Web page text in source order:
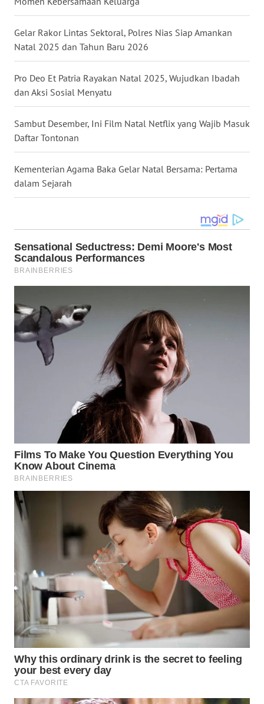
Gelar Rakor Lintas Sektoral, Polres Nias Siap Amankan
Natal 2025 dan Tahun Baru 2026
Pro Deo Et Patria Rayakan Natal 2025, Wujudkan Ibadah
dan Aksi Sosial Menyatu
Sambut Desember, Ini Film Natal Netflix yang Wajib Masuk
Daftar Tontonan
Kementerian Agama Baka Gelar Natal Bersama: Pertama
dalam Sejarah
SULSEL
WN
GORONTALO
WN
SULUT
WN
MALUKU
WN
MALUT
WN
DANAU
WN
NIAS
WN
LANGKAT
WN
TANJUNG
LESUNG
KARO
WN
LABUHANBATU
WN
TAPANULI
TENGAH
WN DELI